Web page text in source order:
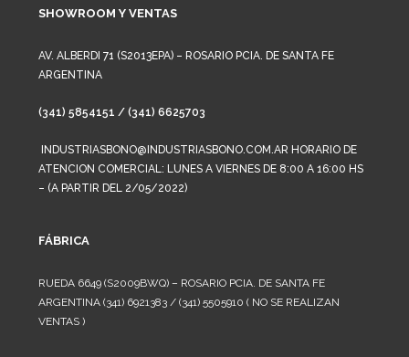
SHOWROOM Y VENTAS
AV. ALBERDI 71 (S2013EPA) – ROSARIO PCIA. DE SANTA FE
ARGENTINA
(341) 5854151 / (341) 6625703
INDUSTRIASBONO@INDUSTRIASBONO.COM.AR HORARIO DE
ATENCION COMERCIAL: LUNES A VIERNES DE 8:00 A 16:00 HS
– (A PARTIR DEL 2/05/2022)
FÁBRICA
RUEDA 6649 (S2009BWQ) – ROSARIO PCIA. DE SANTA FE
ARGENTINA (341) 6921383 / (341) 5505910 ( NO SE REALIZAN
VENTAS )